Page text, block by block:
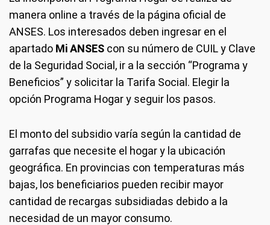
manera online a través de la página oficial de
ANSES. Los interesados deben ingresar en el
apartado Mi ANSES con su número de CUIL y Clave
de la Seguridad Social, ir a la sección “Programa y
Beneficios” y solicitar la Tarifa Social. Elegir la
opción Programa Hogar y seguir los pasos.
El monto del subsidio varía según la cantidad de
garrafas que necesite el hogar y la ubicación
geográfica. En provincias con temperaturas más
bajas, los beneficiarios pueden recibir mayor
cantidad de recargas subsidiadas debido a la
necesidad de un mayor consumo.